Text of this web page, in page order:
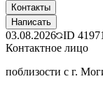
Контакты
Написать
03.08.2026 ID
Контактное лицо
поблизости с г.